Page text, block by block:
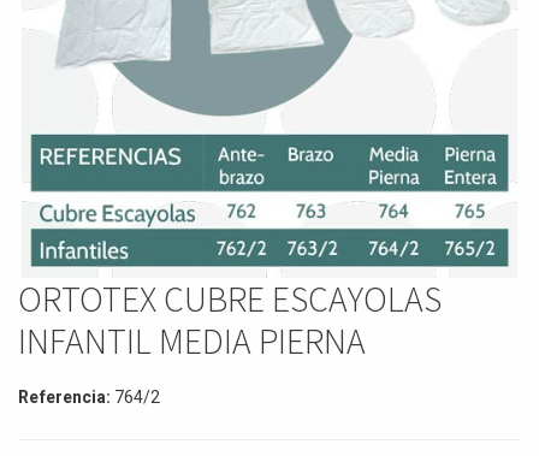
ORTOTEX CUBRE ESCAYOLAS
INFANTIL MEDIA PIERNA
Referencia: 764/2